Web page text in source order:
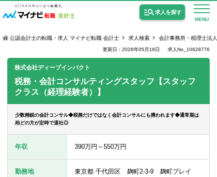
MENU
求人を探す
監査法人の求人
USCPA（米国公認会計士）の求人
公認会計士の転職・求人 マイナビ転職 会計士 求人検索 会計事務所・税理士法
更新日：2026年05月18日 求人No_10628776
株式会社ディープインパクト
税務・会計コンサルティングスタッフ【スタッフ
クラス（経理経験者）】
少数精鋭の会計コンサル◆税務だけではなく会計コンサルにも携われます◆通常期は
殆どの方が定時で退社◎
年収 390万円～550万円
勤務地
東京都 千代田区 麹町2-3-9 麹町プレイ